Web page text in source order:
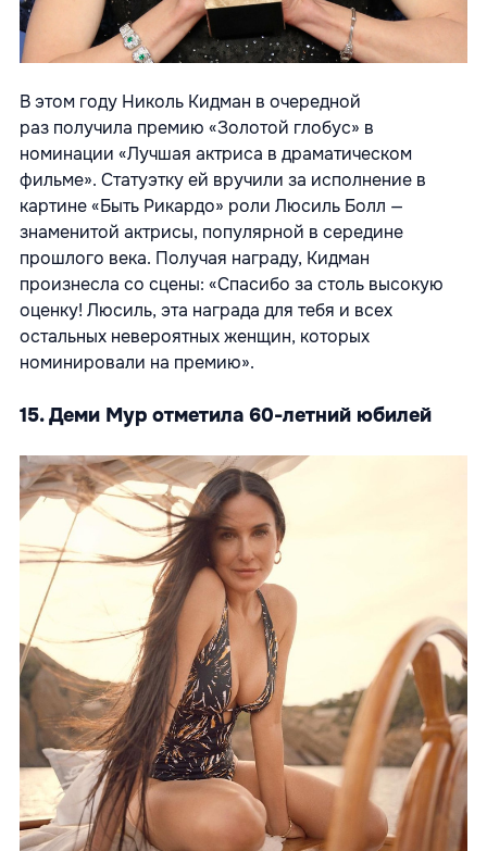
В этом году Николь Кидман в очередной
раз получила премию «Золотой глобус» в
номинации «Лучшая актриса в драматическом
фильме». Статуэтку ей вручили за исполнение в
картине «Быть Рикардо» роли Люсиль Болл —
знаменитой актрисы, популярной в середине
прошлого века. Получая награду, Кидман
произнесла со сцены: «Спасибо за столь высокую
оценку! Люсиль, эта награда для тебя и всех
остальных невероятных женщин, которых
номинировали на премию».
15. Деми Мур отметила 60-летний юбилей